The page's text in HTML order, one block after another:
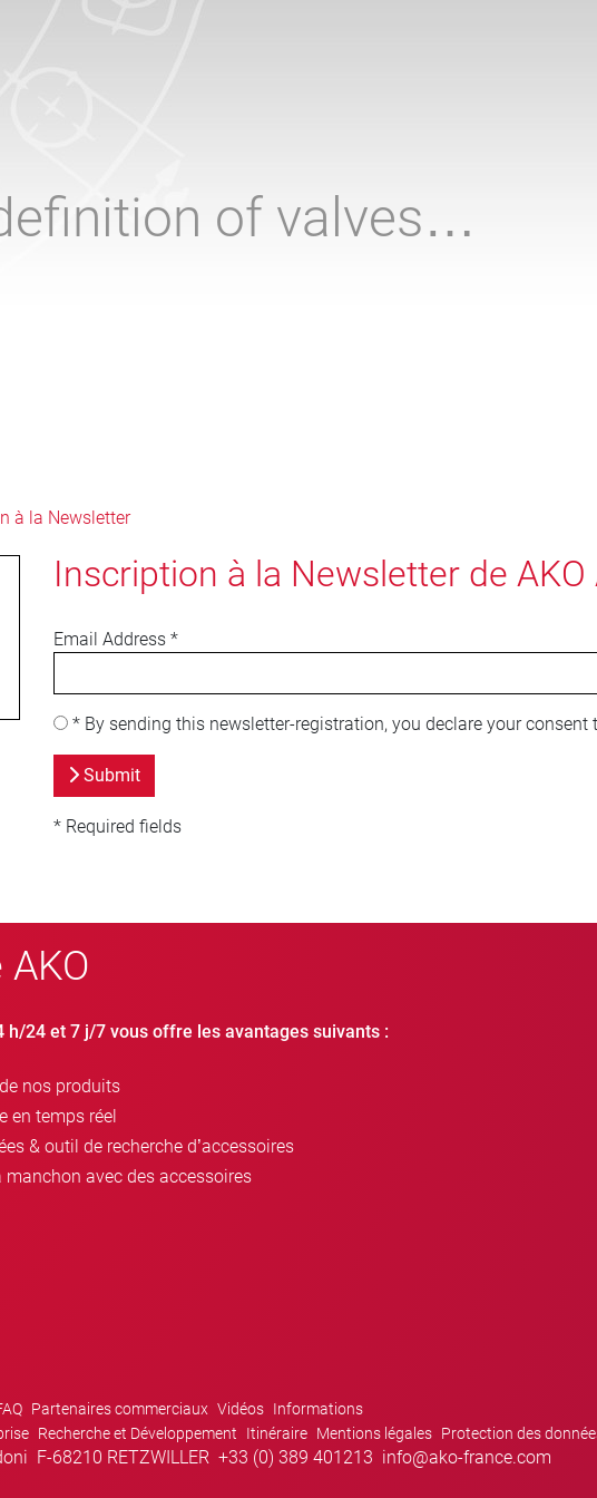
of valves…
à la Newsletter
Inscription à la Newsletter de
Email Address *
*By sending this newsletter-registration, you declare your consent
Submit
* Required fields
h/24 et 7 j/7 vous offre les avantages suivants :
nos produits
en temps réel
& outil de recherche d’accessoires
avec des accessoires
Partenaires commerciaux Vidéos Informations
Recherche et Développement Itinéraire Mentions légales Protection des
F-68210 RETZWILLER +33 (0) 389 401213 info@ako-france.com